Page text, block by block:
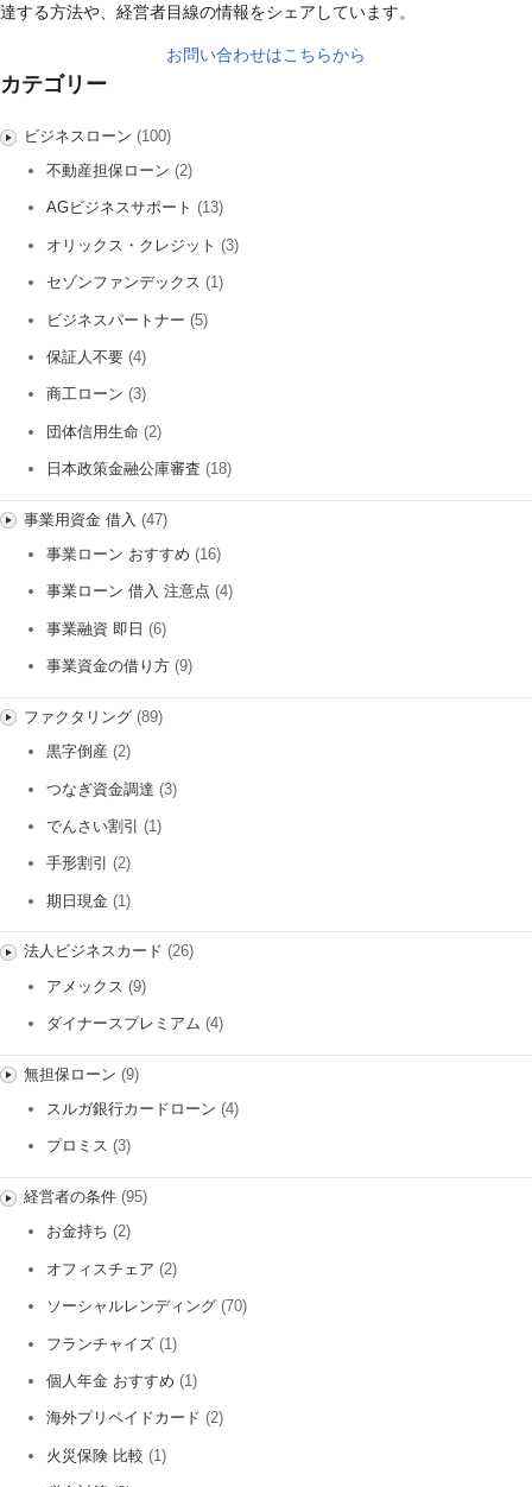
達する方法や、経営者目線の情報をシェアしています。
お問い合わせはこちらから
カテゴリー
ビジネスローン (100)
不動産担保ローン (2)
AGビジネスサポート (13)
オリックス・クレジット (3)
セゾンファンデックス (1)
ビジネスパートナー (5)
保証人不要 (4)
商工ローン (3)
団体信用生命 (2)
日本政策金融公庫審査 (18)
事業用資金 借入 (47)
事業ローン おすすめ (16)
事業ローン 借入 注意点 (4)
事業融資 即日 (6)
事業資金の借り方 (9)
ファクタリング(89)
黒字倒産 (2)
つなぎ資金調達 (3)
でんさい割引 (1)
手形割引 (2)
期日現金 (1)
法人ビジネスカード (26)
アメックス (9)
ダイナースプレミアム (4)
無担保ローン (9)
スルガ銀行カードローン (4)
プロミス (3)
経営者の条件(95)
お金持ち (2)
オフィスチェア (2)
ソーシャルレンディング (70)
フランチャイズ (1)
個人年金 おすすめ (1)
海外プリペイドカード (2)
火災保険 比較 (1)